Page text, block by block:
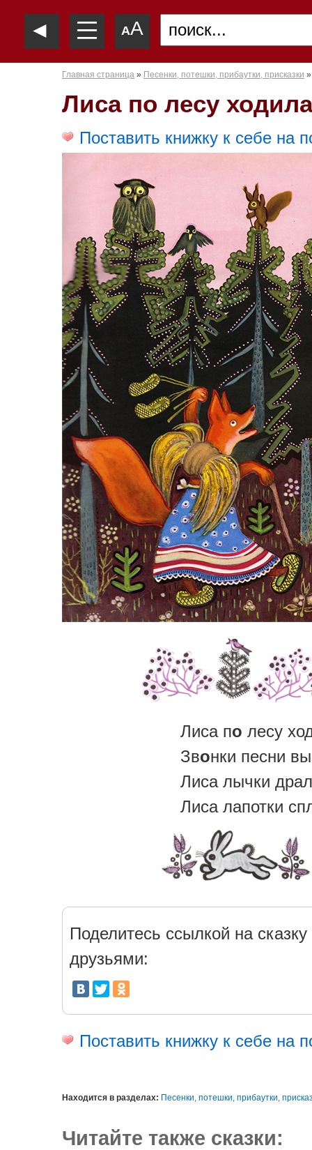
◄ —
—
— AA
Главная страница » Песенки, потешки, прибаутки, присказки »
Лиса по лесу
Поставить книжку к себе на
Лиса по лесу
Звонки песни
Лиса лычки драл
Лиса лапотки
Поделитесь ссылкой на сказку
друзьями:
Поставить книжку к себе на
Находится в разделах: Песенки, потешки, прибаутки,
Читайте также сказки: